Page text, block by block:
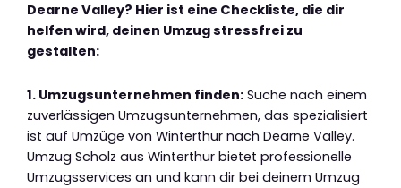
Dearne Valley? Hier ist eine Checkliste, die dir
helfen wird, deinen Umzug stressfrei zu
gestalten:
1. Umzugsunternehmen finden: Suche nach einem
zuverlässigen Umzugsunternehmen, das spezialisiert
ist auf Umzüge von Winterthur nach Dearne Valley.
Umzug Scholz aus Winterthur bietet professionelle
Umzugsservices an und kann dir bei deinem Umzug